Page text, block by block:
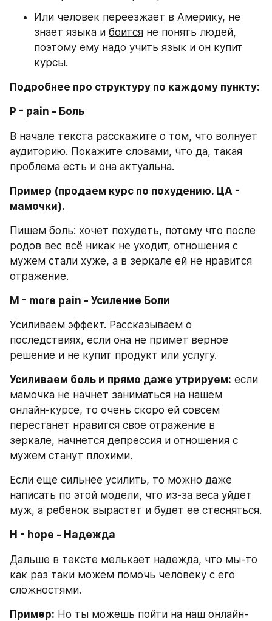
Или человек переезжает в Америку, не
знает языка и боится не понять людей,
поэтому ему надо учить язык и он купит
курсы.
Подробнее про структуру по каждому пункту:
P - pain - Боль
В начале текста расскажите о том, что волнует
аудиторию. Покажите словами, что да, такая
проблема есть и она актуальна.
Пример (продаем курс по похудению. ЦА -
мамочки).
Пишем боль: хочет похудеть, потому что после
родов вес всё никак не уходит, отношения с
мужем стали хуже, а в зеркале ей не нравится
отражение.
M - more pain - Усиление Боли
Усиливаем эффект. Рассказываем о
последствиях, если она не примет верное
решение и не купит продукт или услугу.
Усиливаем боль и прямо даже утрируем: если
мамочка не начнет заниматься на нашем
онлайн-курсе, то очень скоро ей совсем
перестанет нравится свое отражение в
зеркале, начнется депрессия и отношения с
мужем станут плохими.
Если еще сильнее усилить, то можно даже
написать по этой модели, что из-за веса уйдет
муж, а ребенок вырастет и будет ее стесняться.
H - hope - Надежда
Дальше в тексте мелькает надежда, что мы-то
как раз таки можем помочь человеку с его
сложностями.
Пример: Но ты можешь пойти на наш онлайн-